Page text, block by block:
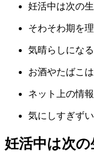
妊活中は次の
そわそわ期を
気晴らしにな
お酒やたばこ
ネット上の情
気にしすぎず
妊活中は次